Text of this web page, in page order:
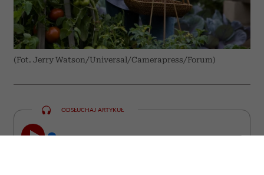
(Fot. Jerry Watson/Universal/Camerapress/Forum)
ODSŁUCHAJ ARTYKUŁ